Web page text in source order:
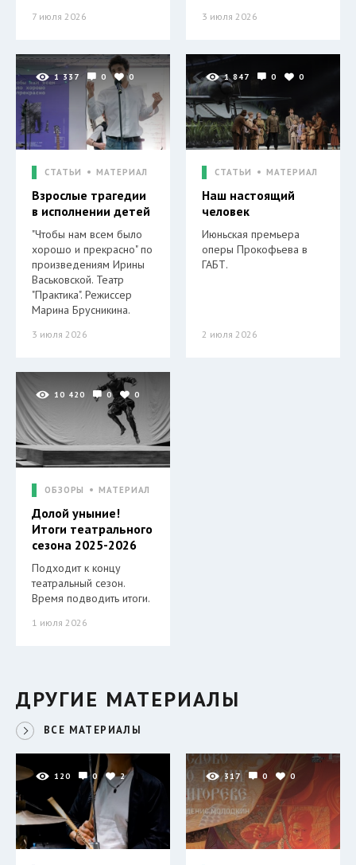
7 июля 2026 3 июля 2026
1 337 0 0
СТАТЬИ МАТЕРИАЛ
Взрослые трагедии
в исполнении детей
"Чтобы нам всем было
хорошо и прекрасно" по
произведениям Ирины
Васьковской. Театр
"Практика". Режиссер
Марина Брусникина.
3 июля 2026
1 847 0 0
СТАТЬИ МАТЕРИАЛ
Наш настоящий
человек
Июньская премьера
оперы Прокофьева в
ГАБТ.
2 июля 2026
10 420 0 0
ОБЗОРЫ МАТЕРИАЛ
Долой уныние!
Итоги театрального
сезона 2025-2026
Подходит к концу
театральный сезон.
Время подводить итоги.
1 июля 2026
ДРУГИЕ МАТЕРИАЛЫ
ВСЕ МАТЕРИАЛЫ
120 0 2 317 0 0